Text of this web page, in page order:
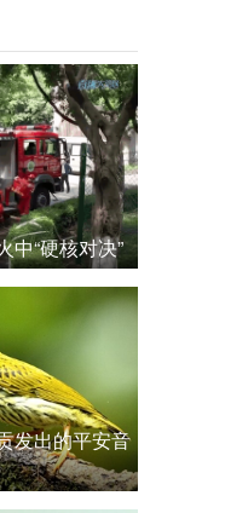
中“硬核对决”
发出的平安音